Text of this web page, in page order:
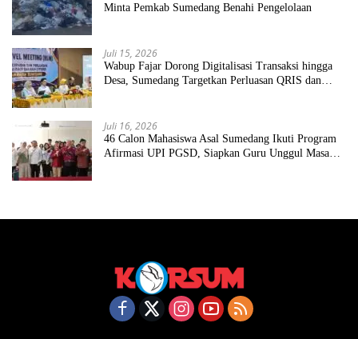
Minta Pemkab Sumedang Benahi Pengelolaan
Juli 15, 2026
Wabup Fajar Dorong Digitalisasi Transaksi hingga
Desa, Sumedang Targetkan Perluasan QRIS dan
Juli 16, 2026
46 Calon Mahasiswa Asal Sumedang Ikuti Program
Afirmasi UPI PGSD, Siapkan Guru Unggul Masa